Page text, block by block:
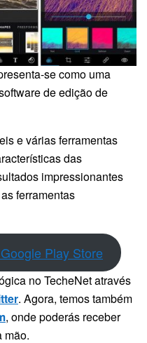
se como uma
de edição de
e várias ferramentas
das
impressionantes
ferramentas
Play Store
no TecheNet através
. Agora, temos também
, onde poderás receber
mão.